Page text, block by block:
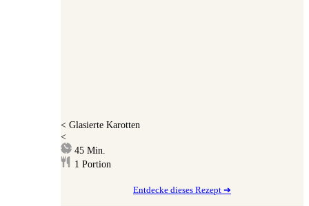
< Glasierte Karotten
<
45 Minuten
Min.
1 Portion
Entdecke dieses Rezept ➔